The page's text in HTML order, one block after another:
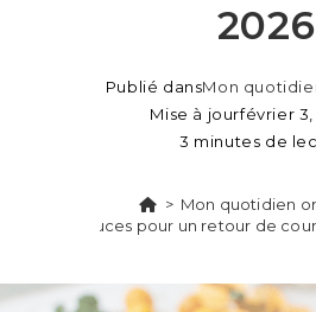
2026
Publié dansMon
Mise à jourfévrier 3,
3 minutes de
> Mon quotidien
Mes astuces pour un retour de